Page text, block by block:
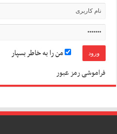
من را به خاطر بسپار
فراموشی رمز عبور